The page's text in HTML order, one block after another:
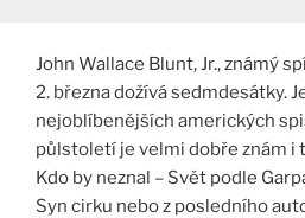
John Wallace Blunt, Jr., známý
2. března dožívá sedmdesátky.
nejoblíbenějších amerických
půlstoletí je velmi dobře znám i
Kdo by neznal – Svět podle
Syn cirku nebo z posledního